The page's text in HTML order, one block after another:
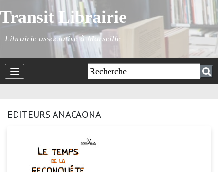
Transit Librairie
Librairie associative à Marseille
EDITEURS ANACAONA